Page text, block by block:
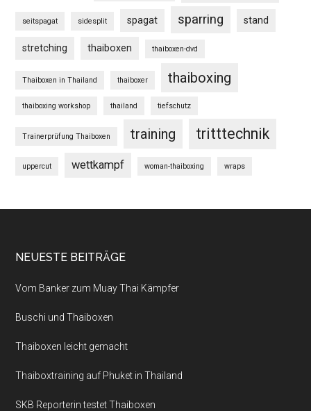
seitspagat sidesplit spagat sparring stand
stretching thaiboxen thaiboxen-dvd
Thaiboxen in Thailand thaiboxer thaiboxing
thaiboxing workshop thailand tiefschutz
Trainerprüfung Thaiboxen training tritttechnik
uppercut wettkampf woman-thaiboxing wraps
NEUESTE BEITRÄGE
Vom Banker zum Muay Thai Kämpfer
Buschi und Thaiboxen
Thaiboxen leicht gemacht
Thaiboxtraining auf Phuket in Thailand
SKB Reporterin testet Thaiboxen